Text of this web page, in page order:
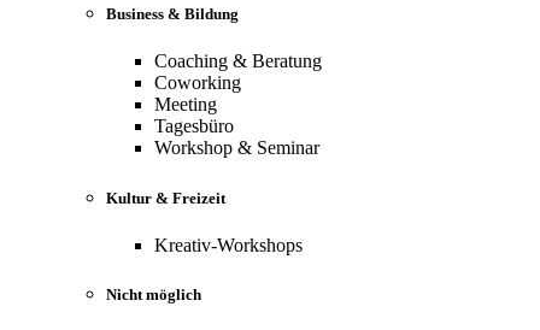
Business & Bildung
Coaching & Beratung
Coworking
Meeting
Tagesbüro
Workshop & Seminar
Kultur & Freizeit
Kreativ-Workshops
Nicht möglich